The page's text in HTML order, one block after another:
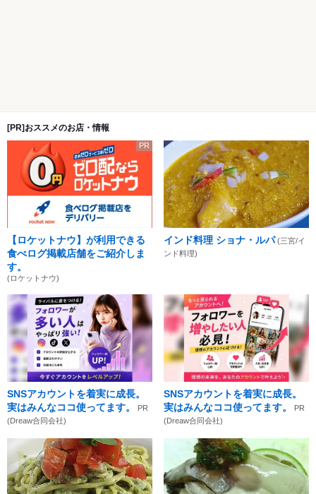
[PR]おススメのお店・情報
PR
【ロケットナウ】が利用できる
食べログ掲載店舗をご紹介しま
す。
(ロケットナウ)
インド料理 ショナ・ルパ (三宮/イ
ンド料理)
SNSアカウントを着実に成長。
実はみんなココ使ってます。
PR
(Dreaw合同会社)
SNSアカウントを着実に成長。
実はみんなココ使ってます。
PR
(Dreaw合同会社)